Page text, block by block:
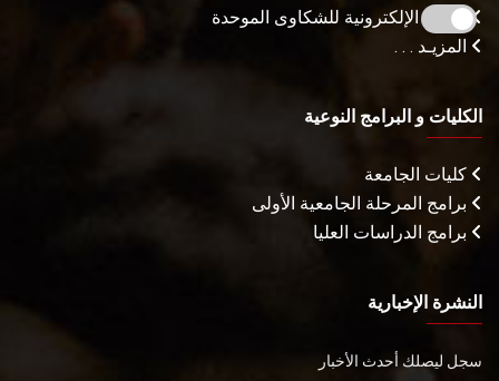
البوابة الإلكترونية للشكاوى الموحدة
المزيـد . . .
الكليات و البرامج النوعية
كليات الجامعة
برامج المرحلة الجامعية الأولى
برامج الدراسات العليا
النشرة الإخبارية
سجل ليصلك أحدث الأخبار